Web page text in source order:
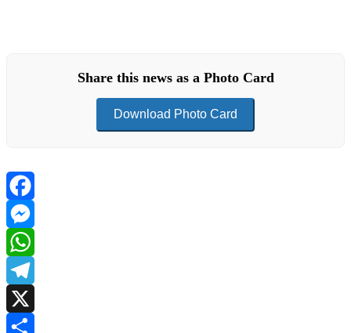
Share this news as a Photo Card
Download Photo Card
Facebook
Messenger
WhatsApp
Telegram
X